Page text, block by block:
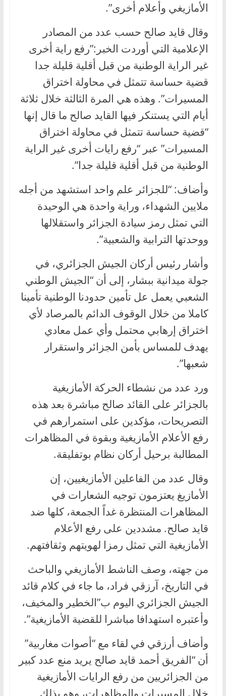
الأمازيغي وأعلام أخرى”.
وقال قايد صالح حسب عدد من المصادر
الإعلامية التي أوردت الخبر:”رفع راية أخرى
غير الراية الوطنية من قبل أقلية قليلة جدا
قضية حساسة تتمثل في محاولة اختراق
المسيرات”. وهذه هي المرة الثالثة خلال ثلاثة
أيام التي يستنكر فيها القايد صالح ما قال إنها
“قضية حساسة تتمثل في محاولة اختراق
المسيرات” عبر “رفع رايات أخرى غير الراية
الوطنية من قبل أقلية قليلة جدا”.
وأضاف: “للجزائر علم واحد استشهد من أجله
ملايين الشهداء، وراية واحدة هي الوحيدة
التي تمثل رمز سيادة الجزائر واستقلالها
ووحدتها الترابية والشعبية”.
وأشار رئيس أركان الجيش الجزائري، في
جولة ميدانية ببشار، إلى أن “الجيش الوطني
الشعبي يعمل عل تأمين حدودنا الوطنية تأمينا
كاملا من خلال الوقوف الدائم بالمرصاد لأي
اختراق إرهابي محتمل وأي عمل معادي
يهدف للمساس بأمن الجزائر واستقرار
شعبها”.
ورد عدد من نشطاء الحركة الأمازيغية
بالجزائر على القائد صالح مباشرة بعد هذه
التصريحات، مؤكدين على استمرارهم في
رفع الأعلام الأمازيغية وبقوة في المظاهرات
المطالبة برحيل أركان نظام بوتفليقة.
وقال عدد من الفاعلين الأمازيغيين، إن
الأمازيغ يعتزمون توجيه الشعارات في
المظاهرات المنتظرة غداً الجمعة، كلها ضد
قايد صالح. مشددين على رفع الأعلام
الأمازيغية التي تمثل رمزا لهويتهم وثقافتهم.
من جهته، وصف الناشط الأمازيغي والباحث
في التاريخ، آرزقي فراد، ما جاء في كلام قائد
الجيش الجزائري اليوم ب”الخطير والمخيف،
وأعتبره استهدافا مباشرا للقضية الأمازيغية”.
وأضاف أرزقي في لقاء مع “أصوات مغاربية”
أن “الفريق أحمد قايد صالح يريد منع عدد كبير
من الجزائريين من رفع الرايات الأمازيغية
خلال المسيرات والمظاهرات، وهو بذلك